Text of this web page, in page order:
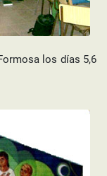
los días 5,6